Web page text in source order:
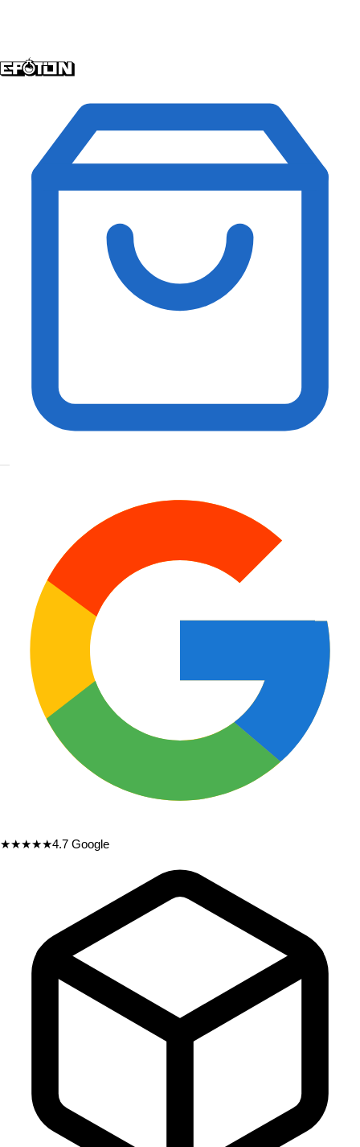
★★★★★4.7 Google